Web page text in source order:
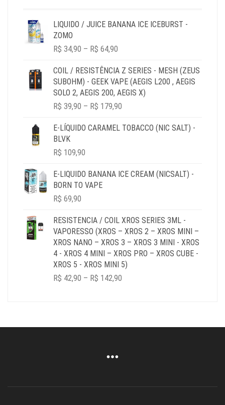
LIQUIDO / JUICE BANANA ICE ICEBURST -
ZOMO
R$ 34,90 – R$ 64,90
R$ 34,90
THROUGH
R$ 64,90
COIL / RESISTÊNCIA Z SERIES - MESH (ZEUS
SUBOHM) - GEEK VAPE (AEGIS L200 , AEGIS
SOLO 2, AEGIS 200, AEGIS X)
R$ 39,90 – R$ 179,90
R$ 39,90
E-LÍQUIDO CARAMEL TOBACCO (NIC SALT) -
BLVK
R$ 109,90
E-LIQUIDO BANANA ICE CREAM (NICSALT) -
BORN TO VAPE
R$ 69,90
RESISTENCIA / COIL XROS SERIES 3ML -
VAPORESSO (XROS – XROS 2 – XROS MINI –
XROS NANO – XROS 3 – XROS 3 MINI - XROS
4 - XROS 4 MINI – XROS PRO – XROS CUBE -
XROS 5 - XROS MINI 5)
R$ 42,90 – R$ 142,90